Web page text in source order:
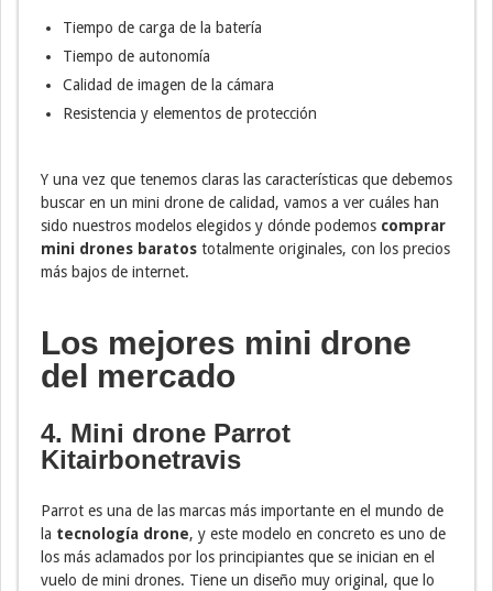
Tiempo de carga de la batería
Tiempo de autonomía
Calidad de imagen de la cámara
Resistencia y elementos de protección
Y una vez que tenemos claras las características que debemos
buscar en un mini drone de calidad, vamos a ver cuáles han
sido nuestros modelos elegidos y dónde podemos comprar
mini drones baratos totalmente originales, con los precios
más bajos de internet.
Los mejores mini drone
del mercado
4. Mini drone Parrot
Kitairbonetravis
Parrot es una de las marcas más importante en el mundo de
la tecnología drone, y este modelo en concreto es uno de
los más aclamados por los principiantes que se inician en el
vuelo de mini drones. Tiene un diseño muy original, que lo